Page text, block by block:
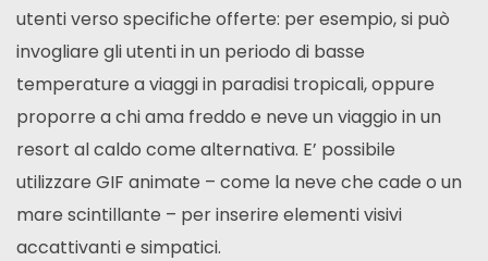
utenti verso specifiche offerte: per esempio, si può
invogliare gli utenti in un periodo di basse
temperature a viaggi in paradisi tropicali, oppure
proporre a chi ama freddo e neve un viaggio in un
resort al caldo come alternativa. E’ possibile
utilizzare GIF animate – come la neve che cade o un
mare scintillante – per inserire elementi visivi
accattivanti e simpatici.